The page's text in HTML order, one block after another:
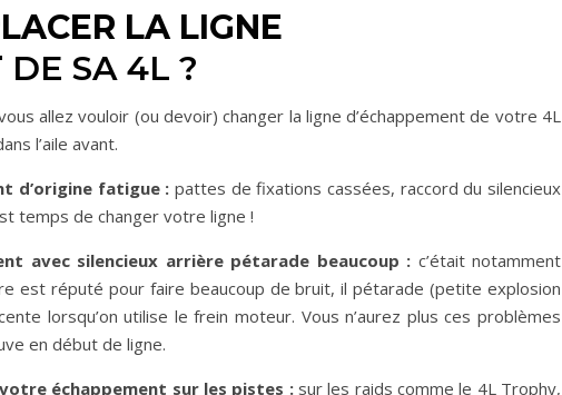
LA LIGNE
DE SA 4L ?
allez vouloir (ou devoir) changer la ligne d’échappement de votre 4L
l’aile avant.
d’origine fatigue : pattes de fixations cassées, raccord du silencieux
temps de changer votre ligne !
avec silencieux arrière pétarade beaucoup : c’était notamment
est réputé pour faire beaucoup de bruit, il pétarade (petite explosion
lorsqu’on utilise le frein moteur. Vous n’aurez plus ces problèmes
en début de ligne.
échappement sur les pistes : sur les raids comme le 4L Trophy,